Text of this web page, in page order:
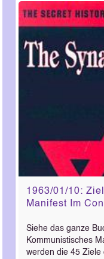
1963/01/10:
Manifest Im
Siehe das ganze
Kommunistisches
werden die 45 Ziele